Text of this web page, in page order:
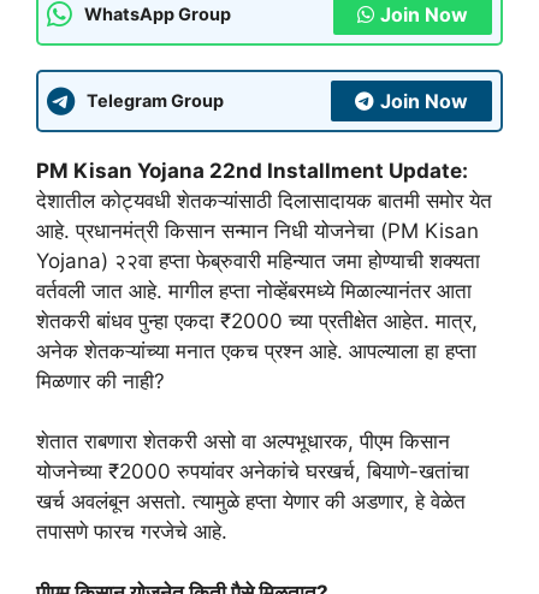
WhatsApp Group Join Now
Telegram Group Join Now
PM Kisan Yojana 22nd Installment Update:
देशातील कोट्यवधी शेतकऱ्यांसाठी दिलासादायक बातमी समोर येत
आहे. प्रधानमंत्री किसान सन्मान निधी योजनेचा (PM Kisan
Yojana) २२वा हप्ता फेब्रुवारी महिन्यात जमा होण्याची शक्यता
वर्तवली जात आहे. मागील हप्ता नोव्हेंबरमध्ये मिळाल्यानंतर आता
शेतकरी बांधव पुन्हा एकदा ₹2000 च्या प्रतीक्षेत आहेत. मात्र,
अनेक शेतकऱ्यांच्या मनात एकच प्रश्न आहे. आपल्याला हा हप्ता
मिळणार की नाही?
शेतात राबणारा शेतकरी असो वा अल्पभूधारक, पीएम किसान
योजनेच्या ₹2000 रुपयांवर अनेकांचे घरखर्च, बियाणे-खतांचा
खर्च अवलंबून असतो. त्यामुळे हप्ता येणार की अडणार, हे वेळेत
तपासणे फारच गरजेचे आहे.